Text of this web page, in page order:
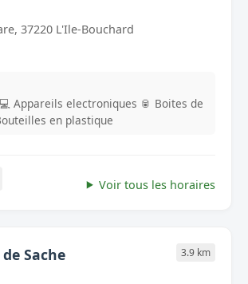
37220 L'Ile-Bouchard
💻 Appareils electroniques 🥫 Boites de
en plastique
Voir tous les horaires
Sache 3.9 km